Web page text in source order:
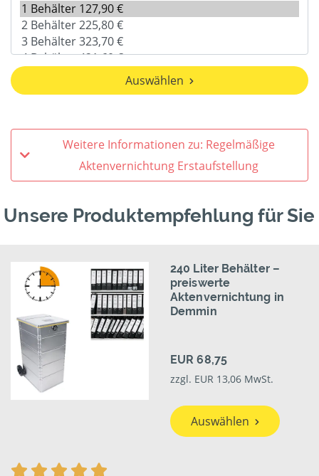
Auswählen
Weitere Informationen zu: Regelmäßige
Aktenvernichtung Erstaufstellung
Unsere Produktempfehlung für Sie
240 Liter Behälter –
preiswerte
Aktenvernichtung in
Demmin
EUR 68,75
zzgl. EUR 13,06 MwSt.
Auswählen